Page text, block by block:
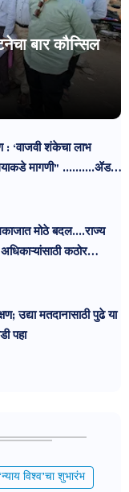
बार कौन्सिल
‘वाजवी शंकेचा लाभ
मागणी" ..........ॲड
मोठे बदल....राज्य
कठोर
उद्या मतदानासाठी पुढे या
पहा
विश्व’चा शुभारंभ